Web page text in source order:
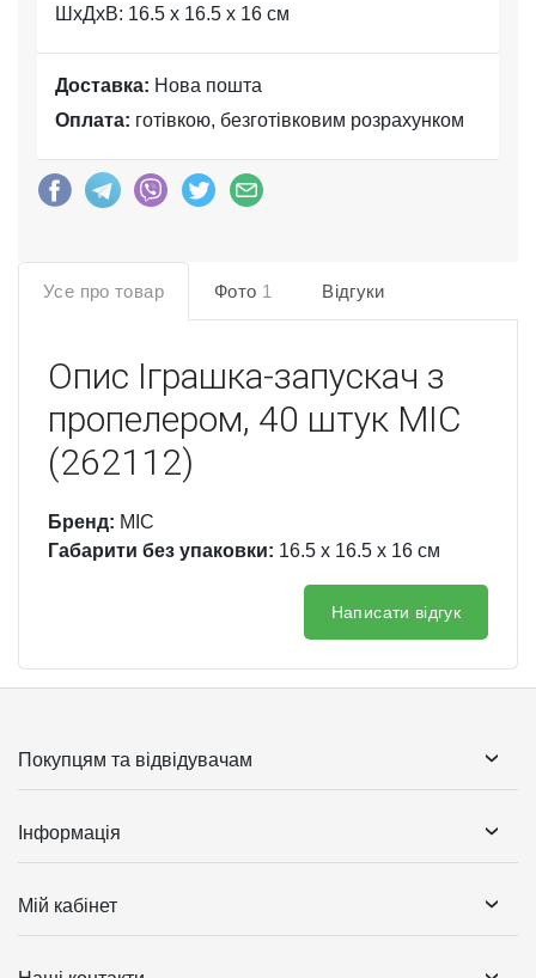
ШхДхВ: 16.5 x 16.5 x 16 см
Доставка: Нова пошта
Оплата: готівкою, безготівковим розрахунком
Усе про товар Фото 1 Відгуки
Опис Іграшка-запускач з
пропелером, 40 штук MIC
(262112)
Бренд: MIC
Габарити без упаковки: 16.5 x 16.5 x 16 см
Написати відгук
Покупцям та відвідувачам
Інформація
Мій кабінет